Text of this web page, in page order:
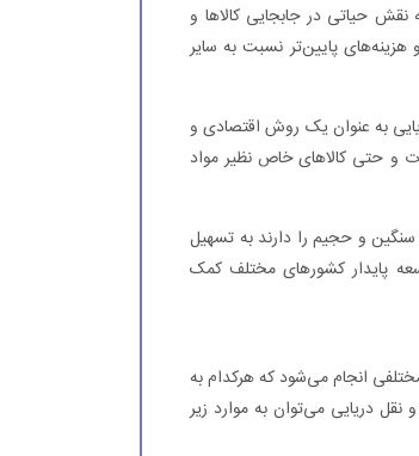
حیاتی در جابجایی کالاها و
پایین‌تر نسبت به سایر
دریایی به عنوان یک روش اقتصادی و
و حتی کالاهای خاص نظیر مواد
سنگین و حجیم را دارند به تسهیل
پایدار کشورهای مختلف کمک
انجام می‌شود که هرکدام به
دریایی می‌توان به موارد زیر